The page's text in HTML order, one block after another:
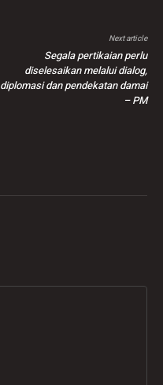
Next article
Segala pertikaian perlu
diselesaikan melalui dialog,
diplomasi dan pendekatan damai
– PM